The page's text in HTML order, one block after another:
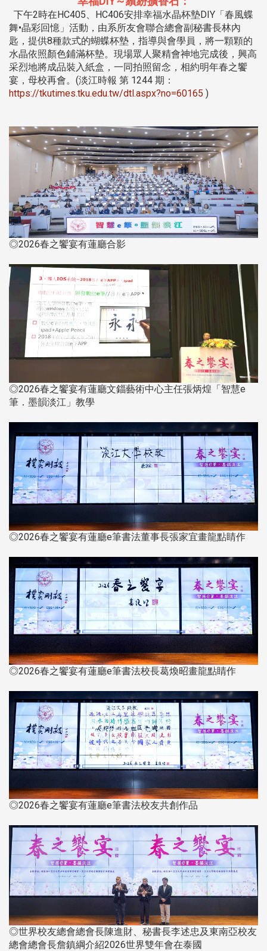
下午2時在HC405、HC406安排幸福水晶杯墊DIY「春風蝶
舞•晶彩回憶」活動，由系所友會聯合總會副秘書長林內
匙，提供8種款式的蝴蝶杯墊，指導與會學員，將一顆顆的
水晶依照顏色鋪滿杯墊。現場眾人聚精會神地完成後，興高
采烈地將成品裝入紙盒，一同拍照留念，相約明年春之饗
宴，母校再會。(淡江時報 第 1244 期：
https://tkutimes.tku.edu.tw/dtl.aspx?no=60165 )
◎2026春之饗宴有蓮廳合影
◎2026春之饗宴有蓮廳文錙藝術中心主任張炳煌「智慧e
筆．墨韻淡江」教學
◎2026春之饗宴有蓮廳e筆書法董事長張家宜畫龍點睛作
◎2026春之饗宴有蓮廳e筆書法校長葛煥昭畫龍點睛作
◎2026春之饗宴有蓮廳e筆書法校友共創作品
◎世界校友總會總會長陳進財、秘書長李述忠及東南亞校友
總會總會長詹鎮綱介紹2026世界雙年會在泰國